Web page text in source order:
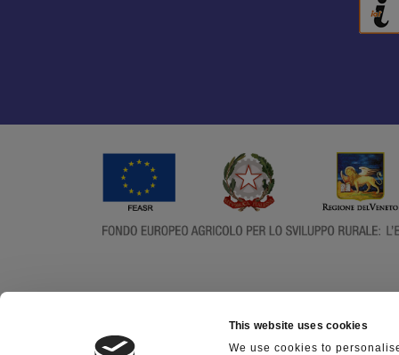
This website uses cookies
We use cookies to